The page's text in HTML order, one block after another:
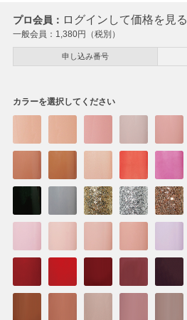
プロ会員： ログインして価格を見る
一般会員： 1,380円（税別）
申し込み番号
カラーを選択してください